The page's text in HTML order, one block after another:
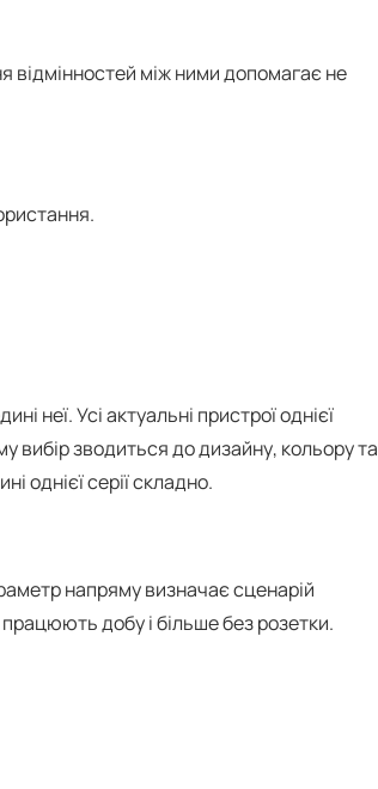
відмінностей між ними допомагає не
неї. Усі актуальні пристрої однієї
вибір зводиться до дизайну, кольору та
однієї серії складно.
напряму визначає сценарій
добу і більше без розетки.